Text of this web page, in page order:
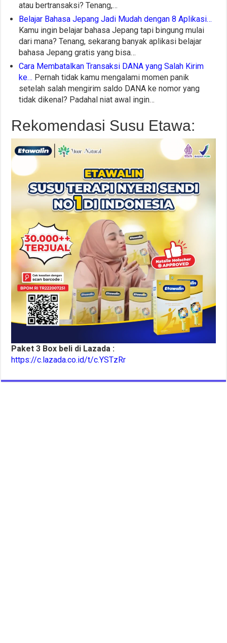
atau bertransaksi? Tenang,…
Belajar Bahasa Jepang Jadi Mudah dengan 8 Aplikasi…
Kamu ingin belajar bahasa Jepang tapi bingung mulai
dari mana? Tenang, sekarang banyak aplikasi belajar
bahasa Jepang gratis yang bisa…
Cara Membatalkan Transaksi DANA yang Salah Kirim
ke… Pernah tidak kamu mengalami momen panik
setelah salah mengirim saldo DANA ke nomor yang
tidak dikenal? Padahal niat awal ingin…
Rekomendasi Susu Etawa:
Paket 3 Box beli di Lazada :
https://c.lazada.co.id/t/c.YSTzRr